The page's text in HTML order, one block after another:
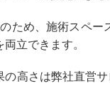
ため、施術スペ
立できます。
の高さは弊社直営